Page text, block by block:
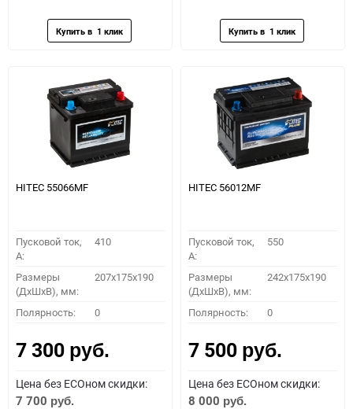
HITEC 55066MF
Пусковой ток,
A:
410
Размеры
(ДхШхВ), мм:
207x175x190
Полярность: 0
7 300 руб.
Цена без ECOном скидки:
7 700 руб.
HITEC 56012MF
Пусковой ток,
A:
550
Размеры
(ДхШхВ), мм:
242x175x190
Полярность: 0
7 500 руб.
Цена без ECOном скидки:
8 000 руб.